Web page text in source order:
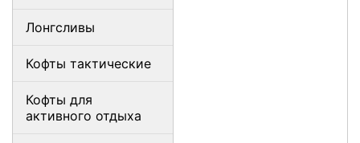
Лонгсливы
Кофты тактические
Кофты для
активного отдыха